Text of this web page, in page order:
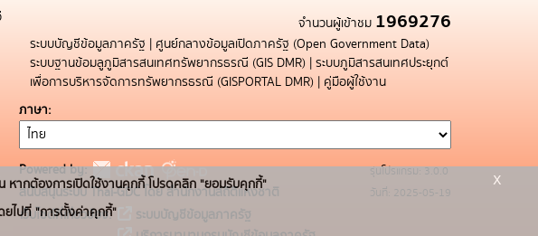
จำนวนผู้เข้าชม 1969276
ระบบบัญชีข้อมูลภาครัฐ | ศูนย์กลางข้อมูลเปิดภาครัฐ (Open Government Data)
ระบบฐานข้อมลูภูมิสารสนเทศทรัพยากรธรณี (GIS DMR) | ระบบภูมิสารสนเทศประยุกต์
เพื่อการบริหารจัดการทรัพยากรธรณี (GISPORTAL DMR) | คู่มือผู้ใช้งาน
ภาษา
Powered by:
สนับสนุนระบบ Thai-GDC โดย สำนักงานสถิติแห่งชาติ
เว็บไซต์ที่เกี่ยวข้อง:
ระบบบัญชีข้อมูลภาครัฐ
รุ่นโปรแกรม: 3.0.0
วันที่: 2025-05-19
หากต้องการเปิดใช้งานคุกกี้ โปรดคลิก "ยอมรับคุกกี้"
ไปที่ "การตั้งค่าคุกกี้"
x